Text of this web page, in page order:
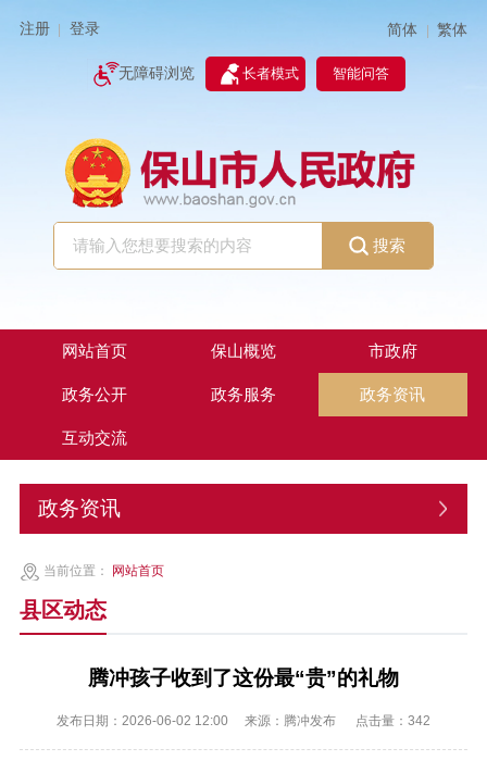
注册 登录 简体 | 繁体
无障碍浏览 长者模式 智能问答
搜索
网站首页 保山概览 市政府
政务公开 政务服务 政务资讯
互动交流
政务资讯
当前位置： 网站首页
县区动态
腾冲孩子收到了这份最“贵”的礼物
发布日期：2026-06-02 12:00 来源：腾冲发布 点击量： 342